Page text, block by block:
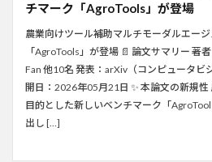
チマーク「AgroTools」が登場
農業向けツール補助マルチモーダルエー
「AgroTools」が登場 📄 論文サマリー 著
Fan 他10名 発表：arXiv（コンピュータビ
開日：2026年05月21日 ✨ 本論文の新規
目的とした新しいベンチマーク「
出し […]